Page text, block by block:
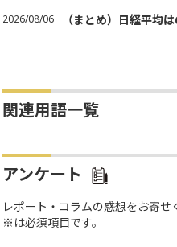
2026/08/06 （まとめ）日経平均
関連用語一覧
アンケート
レポート・コラムの感想をお寄せ
※は必須項目です。